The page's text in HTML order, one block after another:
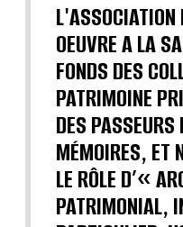
L'ASSOCIATION
OEUVRE A LA
FONDS DES
PATRIMOINE
DES PASSEURS
MÉMOIRES, ET
LE RÔLE D’«
PATRIMONIAL,